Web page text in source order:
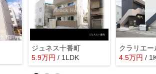
ジュネス十番町
5.9万円 / 1LDK
クラリエー
4.5万円 /